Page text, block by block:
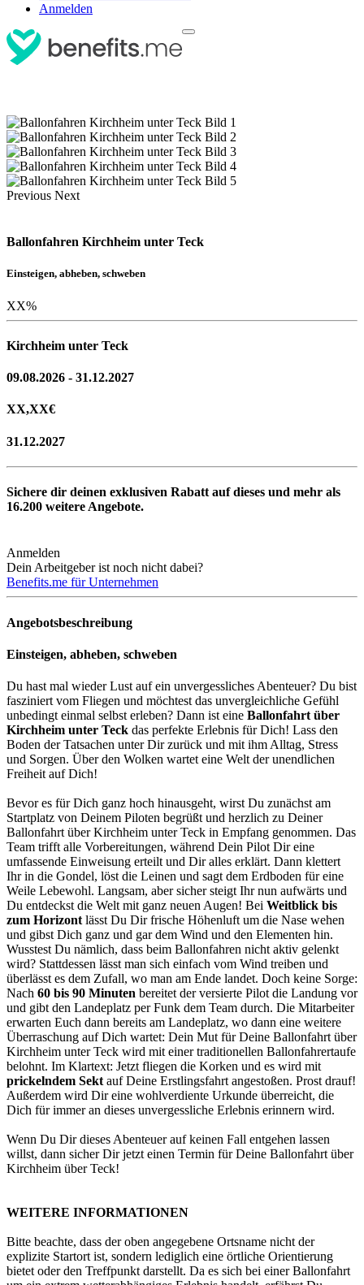
Anmelden
Previous Next
Ballonfahren Kirchheim unter Teck
Einsteigen, abheben, schweben
XX%
Kirchheim unter Teck
09.08.2026 - 31.12.2027
XX,XX€
31.12.2027
Sichere dir deinen exklusiven Rabatt auf dieses und mehr als
16.200 weitere Angebote.
Anmelden
Dein Arbeitgeber ist noch nicht dabei?
Benefits.me für Unternehmen
Angebotsbeschreibung
Einsteigen, abheben, schweben
Du hast mal wieder Lust auf ein unvergessliches Abenteuer? Du bist
fasziniert vom Fliegen und möchtest das unvergleichliche Gefühl
unbedingt einmal selbst erleben? Dann ist eine Ballonfahrt über
Kirchheim unter Teck das perfekte Erlebnis für Dich! Lass den
Boden der Tatsachen unter Dir zurück und mit ihm Alltag, Stress
und Sorgen. Über den Wolken wartet eine Welt der unendlichen
Freiheit auf Dich!
Bevor es für Dich ganz hoch hinausgeht, wirst Du zunächst am
Startplatz von Deinem Piloten begrüßt und herzlich zu Deiner
Ballonfahrt über Kirchheim unter Teck in Empfang genommen. Das
Team trifft alle Vorbereitungen, während Dein Pilot Dir eine
umfassende Einweisung erteilt und Dir alles erklärt. Dann klettert
Ihr in die Gondel, löst die Leinen und sagt dem Erdboden für eine
Weile Lebewohl. Langsam, aber sicher steigt Ihr nun aufwärts und
Du entdeckst die Welt mit ganz neuen Augen! Bei Weitblick bis
zum Horizont lässt Du Dir frische Höhenluft um die Nase wehen
und gibst Dich ganz und gar dem Wind und den Elementen hin.
Wusstest Du nämlich, dass beim Ballonfahren nicht aktiv gelenkt
wird? Stattdessen lässt man sich einfach vom Wind treiben und
überlässt es dem Zufall, wo man am Ende landet. Doch keine Sorge:
Nach 60 bis 90 Minuten bereitet der versierte Pilot die Landung vor
und gibt den Landeplatz per Funk dem Team durch. Die Mitarbeiter
erwarten Euch dann bereits am Landeplatz, wo dann eine weitere
Überraschung auf Dich wartet: Dein Mut für Deine Ballonfahrt über
Kirchheim unter Teck wird mit einer traditionellen Ballonfahrertaufe
belohnt. Im Klartext: Jetzt fliegen die Korken und es wird mit
prickelndem Sekt auf Deine Erstlingsfahrt angestoßen. Prost drauf!
Außerdem wird Dir eine wohlverdiente Urkunde überreicht, die
Dich für immer an dieses unvergessliche Erlebnis erinnern wird.
Wenn Du Dir dieses Abenteuer auf keinen Fall entgehen lassen
willst, dann sicher Dir jetzt einen Termin für Deine Ballonfahrt über
Kirchheim über Teck!
WEITERE INFORMATIONEN
Bitte beachte, dass der oben angegebene Ortsname nicht der
explizite Startort ist, sondern lediglich eine örtliche Orientierung
bietet oder den Treffpunkt darstellt. Da es sich bei einer Ballonfahrt